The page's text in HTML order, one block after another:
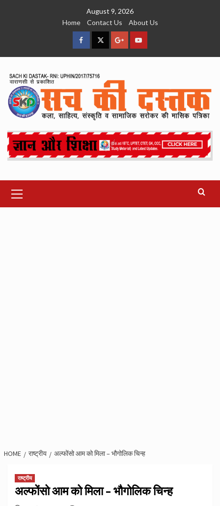
August 9, 2026
Home
Contact Us About Us
facebookTwitterGoogleYouTube
Menu
HOME राष्ट्रीय अल्फोंसो आम को मिला – भौगोलिक चिन्ह
राष्ट्रीय
अल्फोंसो आम को मिला – भौगोलिक चिन्ह